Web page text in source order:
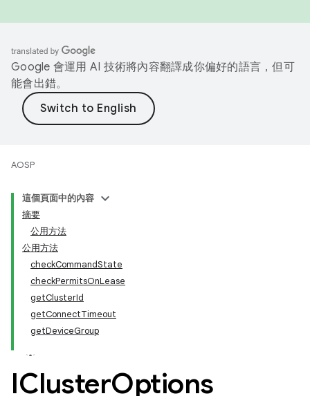
Google 會運用 AI 技術將內容翻譯成你偏好的語言，但可
能會出錯。
AOSP
這個頁面中的內容
摘要
公用方法
公用方法
checkCommandState
checkPermitsOnLease
getClusterId
getConnectTimeout
getDeviceGroup
IClusterOptions